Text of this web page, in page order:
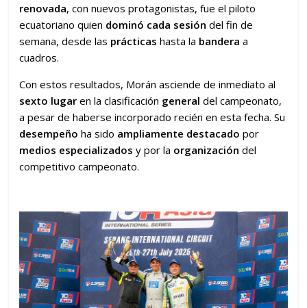
renovada, con nuevos protagonistas, fue el piloto
ecuatoriano quien dominó cada sesión del fin de
semana, desde las prácticas hasta la bandera a
cuadros.
Con estos resultados, Morán asciende de inmediato al
sexto lugar en la clasificación general del campeonato,
a pesar de haberse incorporado recién en esta fecha. Su
desempeño ha sido ampliamente destacado por
medios especializados y por la organización del
competitivo campeonato.